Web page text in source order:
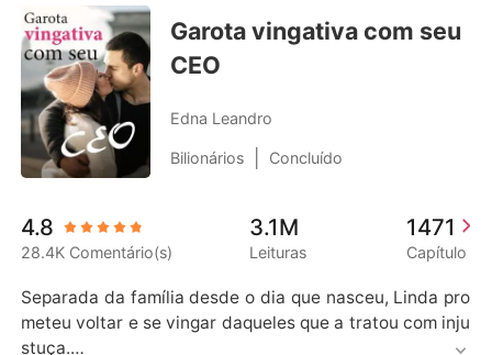
Loja
Histórico
Sair
Baixar App
Gênero
Moderno
Lobisomem
Contos
Bilionários
Contos Curtos
Garota vingativa com seu
CEO
Edna Leandro
Bilionários Concluído
4.8
28.4K Comentário(s)
3.1M
Leituras
1471
Capítulo
Separada da família desde o dia que nasceu, Linda pro
meteu voltar e se vingar daqueles que a tratou com inju
stuça.